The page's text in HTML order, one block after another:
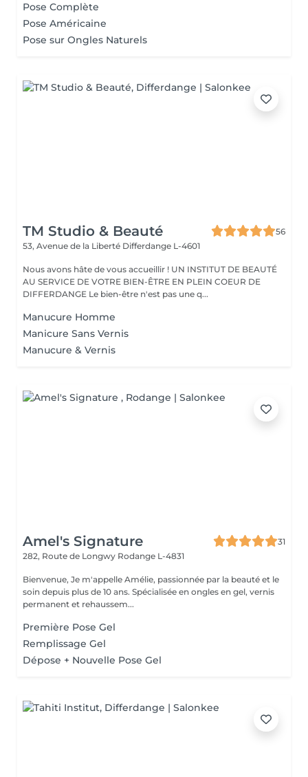
Pose Complète
Pose Américaine
Pose sur Ongles Naturels
TM Studio & Beauté
56
53, Avenue de la Liberté Differdange L-4601
Nous avons hâte de vous accueillir ! UN INSTITUT DE BEAUTÉ
AU SERVICE DE VOTRE BIEN-ÊTRE EN PLEIN COEUR DE
DIFFERDANGE Le bien-être n'est pas une q...
Manucure Homme
Manicure Sans Vernis
Manucure & Vernis
Amel's Signature
31
282, Route de Longwy Rodange L-4831
Bienvenue, Je m'appelle Amélie, passionnée par la beauté et le
soin depuis plus de 10 ans. Spécialisée en ongles en gel, vernis
permanent et rehaussem...
Première Pose Gel
Remplissage Gel
Dépose + Nouvelle Pose Gel